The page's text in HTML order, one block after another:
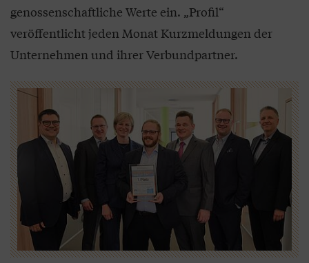
genossenschaftliche Werte ein. „Profil“
veröffentlicht jeden Monat Kurzmeldungen der
Unternehmen und ihrer Verbundpartner.